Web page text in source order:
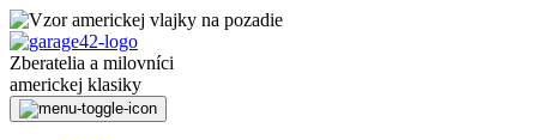
Preskočiť
k
obsahu
Zberatelia a milovníci
americkej klasiky